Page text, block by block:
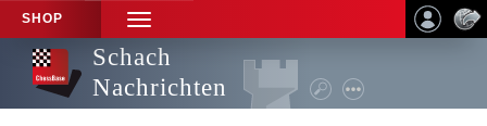
SHOP
TOGGLE
NAVIGATION
Schach
Nachrichten